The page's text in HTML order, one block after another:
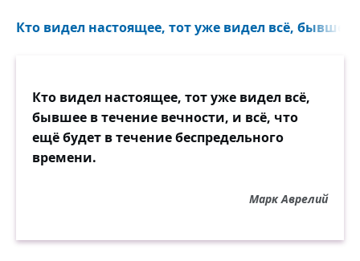
Кто видел настоящее, тот уже видел всё, бывшее
Кто видел настоящее, тот уже видел всё,
бывшее в течение вечности, и всё, что
ещё будет в течение беспредельного
времени.
Марк Аврелий